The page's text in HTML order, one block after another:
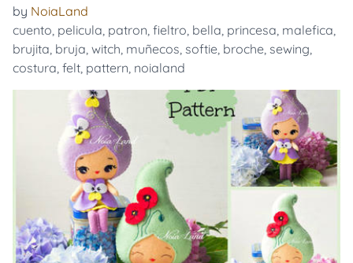
by NoiaLand
cuento, pelicula, patron, fieltro, bella, princesa, malefica,
brujita, bruja, witch, muñecos, softie, broche, sewing,
costura, felt, pattern, noialand